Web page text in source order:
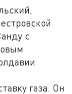
с
газа. Он